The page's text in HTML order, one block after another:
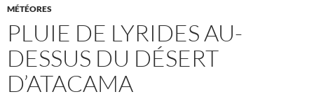
MÉTÉORES
PLUIE DE LYRIDES AU-
DESSUS DU DÉSERT
D’ATACAMA